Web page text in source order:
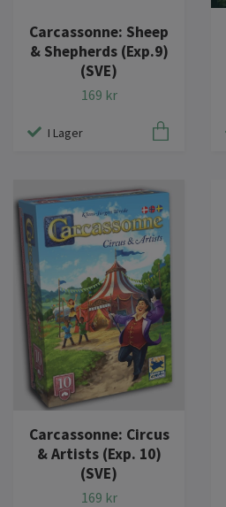
Carcassonne: Sheep
& Shepherds (Exp.9)
(SVE)
169 kr
I Lager
Carcassonne: Circus
& Artists (Exp. 10)
(SVE)
169 kr